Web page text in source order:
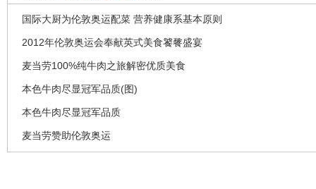
国际大厨为伦敦奥运配菜 营养健康系基本原则
2012年伦敦奥运会奉献英式美食饕餮盛宴
麦当劳100%纯牛肉之旅解密优质美食
本色牛肉尽显冠军品质(图)
本色牛肉尽显冠军品质
麦当劳赞助伦敦奥运